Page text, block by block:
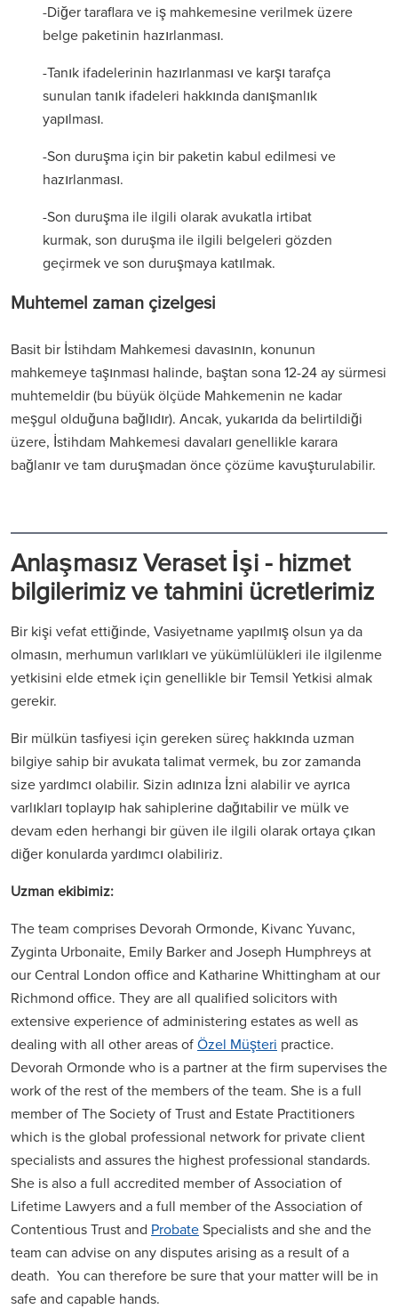
-Diğer taraflara ve iş mahkemesine verilmek üzere
belge paketinin hazırlanması.
-Tanık ifadelerinin hazırlanması ve karşı tarafça
sunulan tanık ifadeleri hakkında danışmanlık
yapılması.
-Son duruşma için bir paketin kabul edilmesi ve
hazırlanması.
-Son duruşma ile ilgili olarak avukatla irtibat
kurmak, son duruşma ile ilgili belgeleri gözden
geçirmek ve son duruşmaya katılmak.
Muhtemel zaman çizelgesi
Basit bir İstihdam Mahkemesi davasının, konunun
mahkemeye taşınması halinde, baştan sona 12-24 ay sürmesi
muhtemeldir (bu büyük ölçüde Mahkemenin ne kadar
meşgul olduğuna bağlıdır). Ancak, yukarıda da belirtildiği
üzere, İstihdam Mahkemesi davaları genellikle karara
bağlanır ve tam duruşmadan önce çözüme kavuşturulabilir.
Anlaşmasız Veraset İşi - hizmet
bilgilerimiz ve tahmini ücretlerimiz
Bir kişi vefat ettiğinde, Vasiyetname yapılmış olsun ya da
olmasın, merhumun varlıkları ve yükümlülükleri ile ilgilenme
yetkisini elde etmek için genellikle bir Temsil Yetkisi almak
gerekir.
Bir mülkün tasfiyesi için gereken süreç hakkında uzman
bilgiye sahip bir avukata talimat vermek, bu zor zamanda
size yardımcı olabilir. Sizin adınıza İzni alabilir ve ayrıca
varlıkları toplayıp hak sahiplerine dağıtabilir ve mülk ve
devam eden herhangi bir güven ile ilgili olarak ortaya çıkan
diğer konularda yardımcı olabiliriz.
Uzman ekibimiz:
The team comprises Devorah Ormonde, Kivanc Yuvanc,
Zyginta Urbonaite, Emily Barker and Joseph Humphreys at
our Central London office and Katharine Whittingham at our
Richmond office. They are all qualified solicitors with
extensive experience of administering estates as well as
dealing with all other areas ofÖzel Müşteri practice.
Devorah Ormonde who is a partner at the firm supervises the
work of the rest of the members of the team. She is a full
member of The Society of Trust and Estate Practitioners
which is the global professional network for private client
specialists and assures the highest professional standards.
She is also a full accredited member of Association of
Lifetime Lawyers and a full member of the Association of
Contentious Trust and ProbateSpecialists and she and the
team can advise on any disputes arising as a result of a
death. You can therefore be sure that your matter will be in
safe and capable hands.